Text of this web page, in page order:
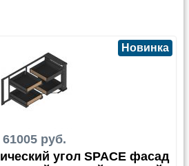
61005 руб.
Новинка
угол SPACE фасад